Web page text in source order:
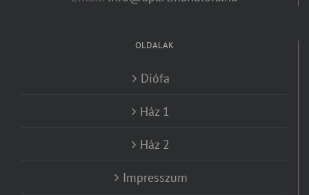
OLDALAK
Diófa
Ház 1
Ház 2
Impresszum